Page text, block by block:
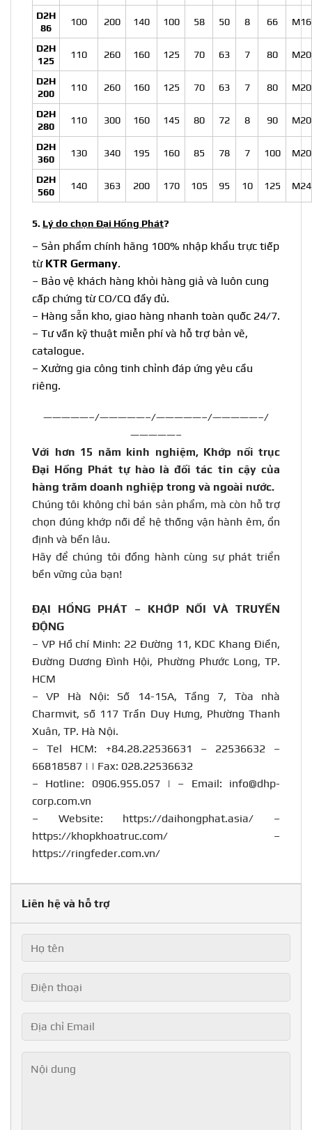
D2H
86
100 200 140 100 58 50 8 66 M16
D2H
125
110 260 160 125 70 63 7 80 M20
D2H
200
110 260 160 125 70 63 7 80 M20
D2H
280
110 300 160 145 80 72 8 90 M20
D2H
360
130 340 195 160 85 78 7 100 M20
D2H
560
140 363 200 170 105 95 10 125 M24
5. Lý do chọn Đại Hồng Phát?
– Sản phẩm chính hãng 100% nhập khẩu trực tiếp
từ KTR Germany.
– Bảo vệ khách hàng khỏi hàng giả và luôn cung
cấp chứng từ CO/CQ đầy đủ.
– Hàng sẵn kho, giao hàng nhanh toàn quốc 24/7.
– Tư vấn kỹ thuật miễn phí và hỗ trợ bản vẽ,
catalogue.
– Xưởng gia công tinh chỉnh đáp ứng yêu cầu
riêng.
—————–/—————–/—————–/—————–/
—————–
Với hơn 15 năm kinh nghiệm, Khớp nối trục
Đại Hồng Phát tự hào là đối tác tin cậy của
hàng trăm doanh nghiệp trong và ngoài nước.
Chúng tôi không chỉ bán sản phẩm, mà còn hỗ trợ
chọn đúng khớp nối để hệ thống vận hành êm, ổn
định và bền lâu.
Hãy để chúng tôi đồng hành cùng sự phát triển
bền vững của bạn!
ĐẠI HỒNG PHÁT – KHỚP NỐI VÀ TRUYỀN
ĐỘNG
– VP Hồ chí Minh: 22 Đường 11, KDC Khang Điền,
Đường Dương Đình Hội, Phường Phước Long, TP.
HCM
– VP Hà Nội: Số 14-15A, Tầng 7, Tòa nhà
Charmvit, số 117 Trần Duy Hưng, Phường Thanh
Xuân, TP. Hà Nội.
– Tel HCM: +84.28.22536631 – 22536632 –
66818587 | | Fax: 028.22536632
– Hotline: 0906.955.057| – Email: info@dhp-
corp.com.vn
– Website: https://daihongphat.asia/ –
https://khopkhoatruc.com/ –
https://ringfeder.com.vn/
Liên hệ và hỗ trợ